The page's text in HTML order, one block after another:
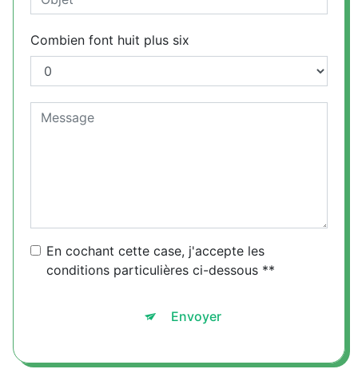
Combien font huit plus six
En cochant cette case, j'accepte les
conditions particulières ci-dessous **
Envoyer